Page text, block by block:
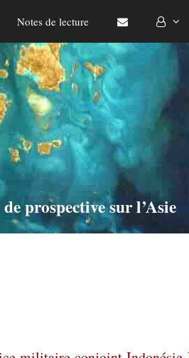
Notes de lecture
prospective sur l’Asie